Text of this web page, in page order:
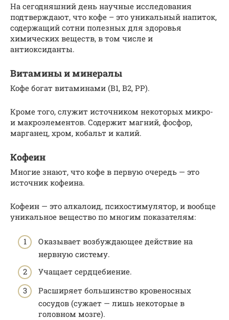
На сегодняшний день научные исследования
подтверждают, что кофе – это уникальный напиток,
содержащий сотни полезных для здоровья
химических веществ, в том числе и
антиоксиданты.
Витамины и минералы
Кофе богат витаминами (В1, В2, PP).
Кроме того, служит источником некоторых микро-
и макроэлементов. Содержит магний, фосфор,
марганец, хром, кобальт и калий.
Кофеин
Многие знают, что кофе в первую очередь — это
источник кофеина.
Кофеин — это алкалоид, психостимулятор, и вообще
уникальное вещество по многим показателям:
Оказывает возбуждающее действие на
нервную систему.
Учащает сердцебиение.
Расширяет большинство кровеносных
сосудов (сужает — лишь некоторые в
головном мозге).